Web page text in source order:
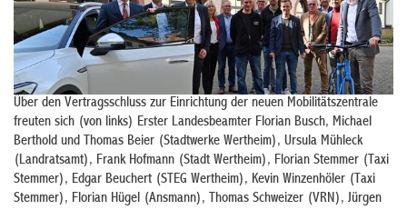
Über den Vertragsschluss zur Einrichtung der neuen Mobilitätszentrale
freuten sich (von links) Erster Landesbeamter Florian Busch, Michael
Berthold und Thomas Beier (Stadtwerke Wertheim), Ursula Mühleck
(Landratsamt), Frank Hofmann (Stadt Wertheim), Florian Stemmer (Taxi
Stemmer), Edgar Beuchert (STEG Wertheim), Kevin Winzenhöler (Taxi
Stemmer), Florian Hügel (Ansmann), Thomas Schweizer (VRN), Jürgen